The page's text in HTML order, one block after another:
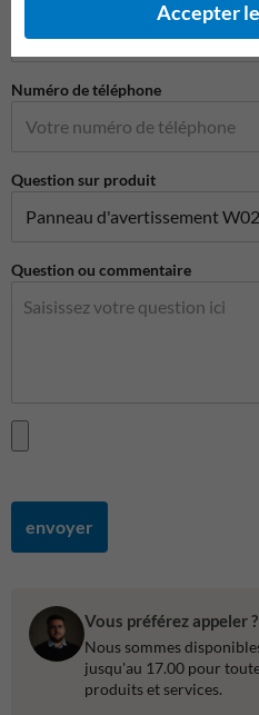
Numéro de téléphone
Question sur produit
Question ou commentaire
envoyer
Vous préférez appeler
Nous sommes
jusqu'au 17.00 pour
produits et services.
Accepter